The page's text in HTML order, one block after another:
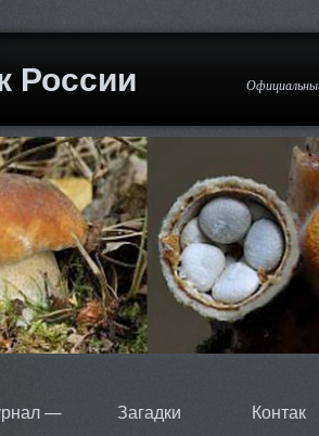
России
—
Загадки
Контак